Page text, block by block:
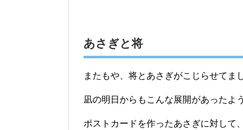
あさぎと将
またもや、将とあさぎがこじらせてま
凪の明日からもこんな展開があったよ
ポストカードを作ったあさぎに対して